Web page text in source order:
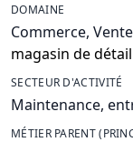
DOMAINE
Commerce,
magasin de détail
SECTEUR D'ACTIVITÉ
Maintenance,
MÉTIER PARENT